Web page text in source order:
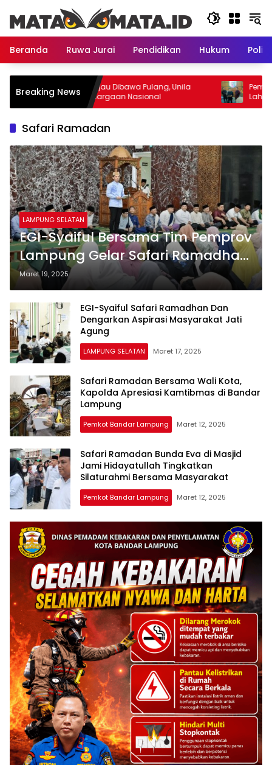
konten
Beranda
Ruwa Jurai Pendidikan Hukum
Breaking News
Dua Piala Hijau Dibawa Pulang, Unila
Raih Penghargaan Nasional
Pemprov
Lahan
Dipersoalkan
Safari Ramadan
LAMPUNG SELATAN
EGI-Syaiful Bersama Tim Pemprov
Lampung Gelar Safari Ramadhan
Di Masjid Agung Kalianda
Maret 19, 2025
EGI-Syaiful Safari Ramadhan Dan
Dengarkan Aspirasi Masyarakat Jati
Agung
LAMPUNG SELATAN Maret 17, 2025
Safari Ramadan Bersama Wali Kota,
Kapolda Apresiasi Kamtibmas di Bandar
Lampung
Pemkot Bandar Lampung Maret 12, 2025
Safari Ramadan Bunda Eva di Masjid
Jami Hidayatullah Tingkatkan
Silaturahmi Bersama Masyarakat
Pemkot Bandar Lampung Maret 12, 2025